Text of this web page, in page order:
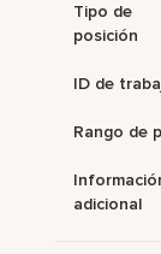
Tipo de
posición
ID de
Rango de
adicional